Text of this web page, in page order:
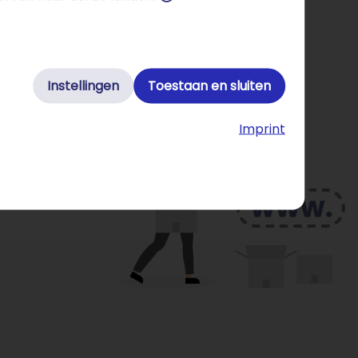
Instellingen Toestaan en sluiten
Imprint